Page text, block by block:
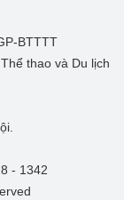
BTTTT
thao và Du lịch
- 1342